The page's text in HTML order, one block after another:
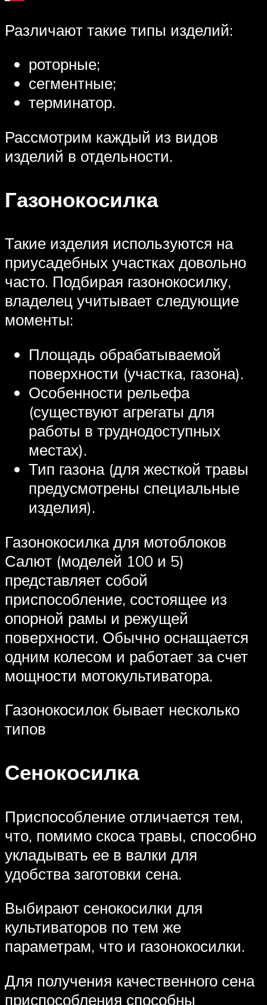
Различают такие типы изделий:
роторные;
сегментные;
терминатор.
Рассмотрим каждый из видов
изделий в отдельности.
Газонокосилка
Такие изделия используются на
приусадебных участках довольно
часто. Подбирая газонокосилку,
владелец учитывает следующие
моменты:
Площадь обрабатываемой
поверхности (участка, газона).
Особенности рельефа
(существуют агрегаты для
работы в труднодоступных
местах).
Тип газона (для жесткой травы
предусмотрены специальные
изделия).
Газонокосилка для мотоблоков
Салют (моделей 100 и 5)
представляет собой
приспособление, состоящее из
опорной рамы и режущей
поверхности. Обычно оснащается
одним колесом и работает за счет
мощности мотокультиватора.
Газонокосилок бывает несколько
типов
Сенокосилка
Приспособление отличается тем,
что, помимо скоса травы, способно
укладывать ее в валки для
удобства заготовки сена.
Выбирают сенокосилки для
культиваторов по тем же
параметрам, что и газонокосилки.
Для получения качественного сена
приспособления способны